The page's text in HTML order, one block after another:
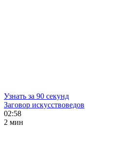
Узнать за 90 секунд
Заговор искусствоведов
02:58
2 мин